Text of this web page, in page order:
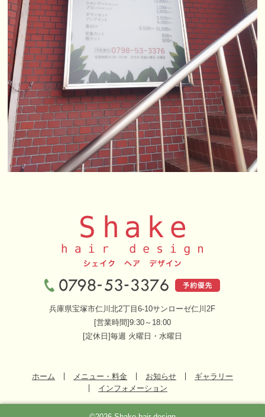
兵庫県宝塚市仁川北2丁目6-10サンローゼ仁川2F
[営業時間]9:30～18:00
[定休日]毎週 火曜日・水曜日
ホーム メニュー・料金 お知らせ
ギャラリー
インフォメーション